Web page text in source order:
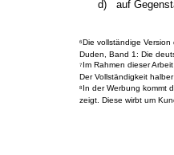
d) auf
6Die vollständige
Duden, Band 1: Die
7
Im Rahmen dieser
Der Vollständigkeit
8 In der Werbung kommt
zeigt. Diese wirbt um